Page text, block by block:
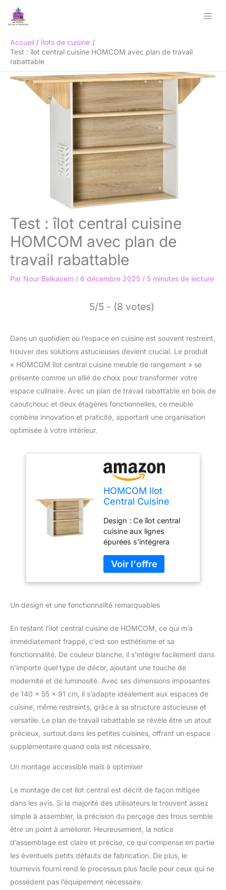
Accueil
Îlots de cuisine
Test : îlot central cuisine HOMCOM avec plan de travail
rabattable
Test : îlot central cuisine
HOMCOM avec plan de
travail rabattable
Par Nour Belkacem / 6 décembre 2025 / 5 minutes de lecture
5/5 - (8 votes)
Dans un quotidien où l’espace en cuisine est souvent restreint,
trouver des solutions astucieuses devient crucial. Le produit
« HOMCOM îlot central cuisine meuble de rangement » se
présente comme un allié de choix pour transformer votre
espace culinaire. Avec un plan de travail rabattable en bois de
caoutchouc et deux étagères fonctionnelles, ce meuble
combine innovation et praticité, apportant une organisation
optimisée à votre intérieur.
HOMCOM Ilot
Central Cuisine
Rangement Cuisine
de Service avec
Plan de Travail
Rabattable en Bois
de Caoutchouc et 2
étagères - 140 x 55
x 91 cm
Design : Ce îlot central
cuisine aux lignes
épurées s'intégrera
styles d'intérieur. Ses
couleurs (blanc et aspect
bois) lui confèrent un
aime tant. Mobilier
les deux côtés dépliables
et repliables très
d'économiser de
l'espace lorsqu'il n'est
pas utilisé. La desserte
cuisine est équipée d'un
porte-couteaux en métal
à côté pour un
rangement
supplémentaire. Ces
attributs vous offrent un
vos couteaux afin qu'ils
portée. Grand
Rangement : Cet îlot de
cuisine comporte 3
étagères pour offrir une
solution de rangement
tout-en-un lorsque
l'espace est restreint
dans votre cuisine. Il
peut être utilisé comme
table d'appoint pour le
Un design et une fonctionnalité remarquables
En testant l’ilot central cuisine de HOMCOM, ce qui m’a
immédiatement frappé, c’est son esthétisme et sa
fonctionnalité. De couleur blanche, il s’intègre facilement dans
n’importe quel type de décor, ajoutant une touche de
modernité et de luminosité. Avec ses dimensions imposantes
de 140 x 55 x 91 cm, il s’adapte idéalement aux espaces de
cuisine, même restreints, grâce à sa structure astucieuse et
versatile. Le plan de travail rabattable se révèle être un atout
précieux, surtout dans les petites cuisines, offrant un espace
supplémentaire quand cela est nécessaire.
Un montage accessible mais à optimiser
Le montage de cet ilot central est décrit de façon mitigée
dans les avis. Si la majorité des utilisateurs le trouvent assez
simple à assembler, la précision du perçage des trous semble
être un point à améliorer. Heureusement, la notice
d’assemblage est claire et précise, ce qui compense en partie
les éventuels petits défauts de fabrication. De plus, le
tournevis fourni rend le processus plus facile pour ceux qui ne
possèdent pas l’équipement nécessaire.
Rechercher